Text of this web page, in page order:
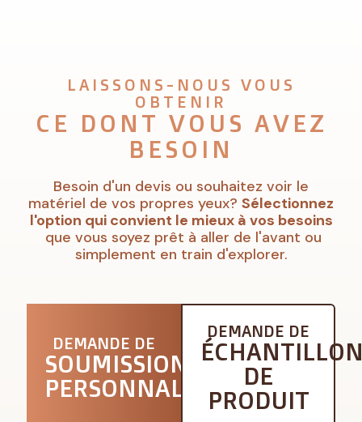
LAISSONS-NOUS VOUS
OBTENIR
CE DONT VOUS AVEZ
BESOIN
Besoin d'un devis ou souhaitez voir le
matériel de vos propres yeux? Sélectionnez
l'option qui convient le mieux à vos besoins
que vous soyez prêt à aller de l'avant ou
simplement en train d'explorer.
DEMANDE DE
SOUMISSION
PERSONNALISÉE
DEMANDE DE
DE
PRODUIT